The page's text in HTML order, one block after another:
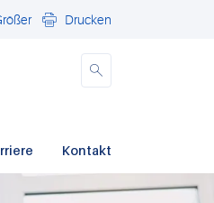
Drucken
Kontakt